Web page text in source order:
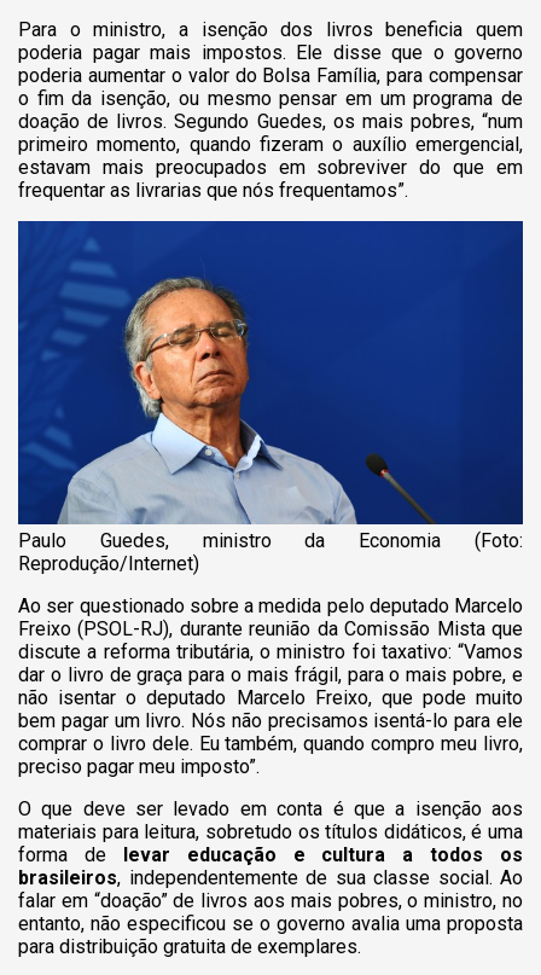
Para o ministro, a isenção dos livros beneficia quem
poderia pagar mais impostos. Ele disse que o governo
poderia aumentar o valor do Bolsa Família, para compensar
o fim da isenção, ou mesmo pensar em um programa de
doação de livros. Segundo Guedes, os mais pobres, “num
primeiro momento, quando fizeram o auxílio emergencial,
estavam mais preocupados em sobreviver do que em
frequentar as livrarias que nós frequentamos”.
Paulo Guedes, ministro da Economia (Foto:
Reprodução/Internet)
Ao ser questionado sobre a medida pelo deputado Marcelo
Freixo (PSOL-RJ), durante reunião da Comissão Mista que
discute a reforma tributária, o ministro foi taxativo: “Vamos
dar o livro de graça para o mais frágil, para o mais pobre, e
não isentar o deputado Marcelo Freixo, que pode muito
bem pagar um livro. Nós não precisamos isentá-lo para ele
comprar o livro dele. Eu também, quando compro meu livro,
preciso pagar meu imposto”.
O que deve ser levado em conta é que a isenção aos
materiais para leitura, sobretudo os títulos didáticos, é uma
forma de levar educação e cultura a todos os
brasileiros, independentemente de sua classe social. Ao
falar em “doação” de livros aos mais pobres,o ministro, no
entanto, não especificou se o governo avalia uma proposta
para distribuição gratuita de exemplares.